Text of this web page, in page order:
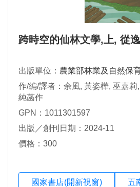
跨時空的仙林文學,上, 從
出版單位： 農業部林業及自然保
作/編/譯者：余風, 黃姿樺, 巫嘉莉
純菡作
GPN：1011301597
出版／創刊日期：2024-11
價格：300
國家書店(開新視窗) 五